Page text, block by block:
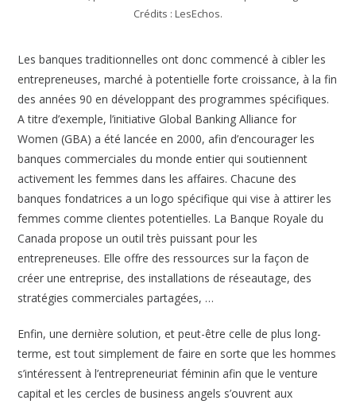
Crédits : LesEchos.
Les banques traditionnelles ont donc commencé à cibler les
entrepreneuses, marché à potentielle forte croissance, à la fin
des années 90 en développant des programmes spécifiques.
A titre d’exemple, l’initiative Global Banking Alliance for
Women (GBA) a été lancée en 2000, afin d’encourager les
banques commerciales du monde entier qui soutiennent
activement les femmes dans les affaires. Chacune des
banques fondatrices a un logo spécifique qui vise à attirer les
femmes comme clientes potentielles. La Banque Royale du
Canada propose un outil très puissant pour les
entrepreneuses. Elle offre des ressources sur la façon de
créer une entreprise, des installations de réseautage, des
stratégies commerciales partagées, …
Enfin, une dernière solution, et peut-être celle de plus long-
terme, est tout simplement de faire en sorte que les hommes
s’intéressent à l’entrepreneuriat féminin afin que le venture
capital et les cercles de business angels s’ouvrent aux